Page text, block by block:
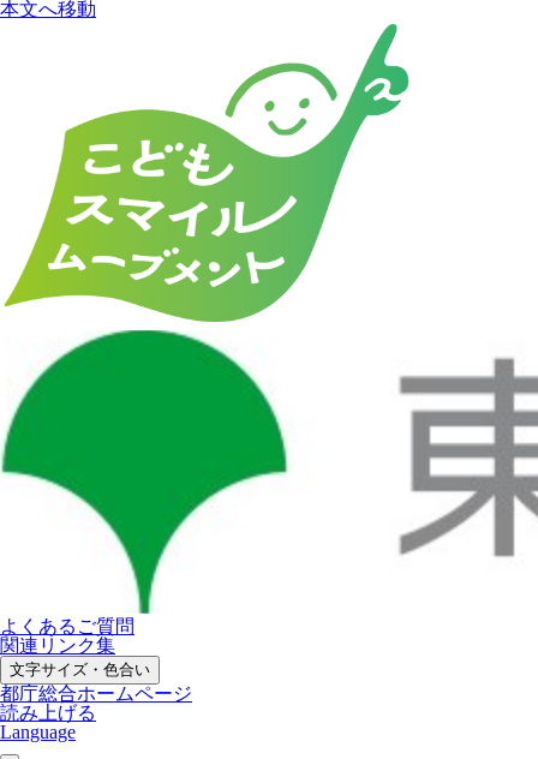
本文へ移動
よくあるご質問
関連リンク集
文字サイズ・色合い
都庁総合ホームページ
読み上げる
Language